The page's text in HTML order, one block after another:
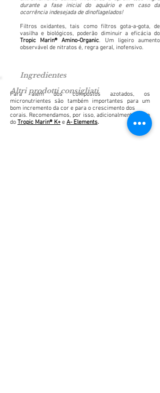
Ingredientes
durante a fase inicial do aquário e em caso da
ocorrência indesejada de dinoflagelados!
Filtros oxidantes, tais como filtros gota-a-gota, de
vasilha e biológicos, poderão diminuir a eficácia do
Tropic Marin® Amino-Organic. Um ligeiro aumento
observável de nitratos é, regra geral, inofensivo.
Para além dos compostos azotados, os
micronutrientes são também importantes para um
bom incremento da cor e para o crescimento dos
corais. Recomendamos, por isso, adicionalmente o uso
do Tropic Marin® K+ e A- Elements.
Altri prodotti consigliati